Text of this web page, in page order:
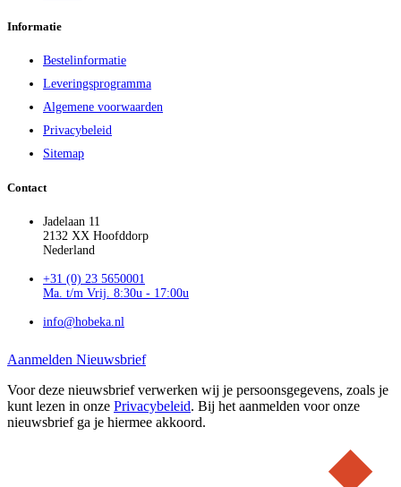
Informatie
Bestelinformatie
Leveringsprogramma
Algemene voorwaarden
Privacybeleid
Sitemap
Contact
Jadelaan 11
2132 XX Hoofddorp
Nederland
+31 (0) 23 5650001
Ma. t/m Vrij. 8:30u - 17:00u
info@hobeka.nl
Aanmelden Nieuwsbrief
Voor deze nieuwsbrief verwerken wij je persoonsgegevens, zoals je
kunt lezen in onze Privacybeleid. Bij het aanmelden voor onze
nieuwsbrief ga je hiermee akkoord.